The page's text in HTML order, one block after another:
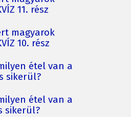
11. rész
magyarok
10. rész
étel van a
sikerül?
étel van a
sikerül?